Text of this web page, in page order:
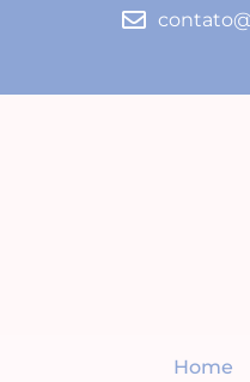
Home